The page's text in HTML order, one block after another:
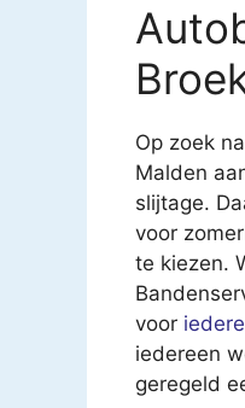
Op zoek
Malden
slijtage.
voor
te kiezen.
voor
iedereen
geregeld